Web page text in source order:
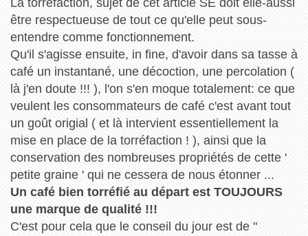
être respectueuse de tout ce qu'elle peut sous-
entendre comme fonctionnement.
Qu'il s'agisse ensuite, in fine, d'avoir dans sa tasse à
café un instantané, une décoction, une percolation (
là j'en doute !!! ), l'on s'en moque totalement: ce que
veulent les consommateurs de café c'est avant tout
un goût origial ( et là intervient essentiellement la
mise en place de la torréfaction ! ), ainsi que la
conservation des nombreuses propriétés de cette '
petite graine ' qui ne cessera de nous étonner ...
Un café bien torréfié au départ est TOUJOURS
une marque de qualité !!!
C'est pour cela que le conseil du jour est de "